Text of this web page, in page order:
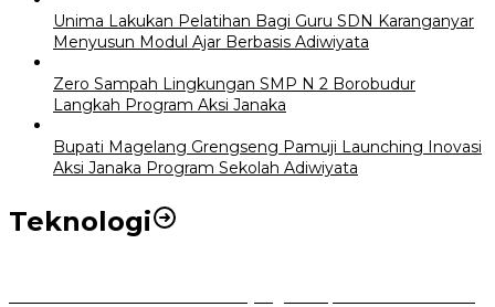
Unima Lakukan Pelatihan Bagi Guru SDN Karanganyar
Menyusun Modul Ajar Berbasis Adiwiyata
Zero Sampah Lingkungan SMP N 2 Borobudur
Langkah Program Aksi Janaka
Bupati Magelang Grengseng Pamuji Launching Inovasi
Aksi Janaka Program Sekolah Adiwiyata
Teknologi